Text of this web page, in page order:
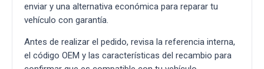
enviar y una alternativa económica para reparar tu
vehículo con garantía.
Antes de realizar el pedido, revisa la referencia interna,
el código OEM y las características del recambio para